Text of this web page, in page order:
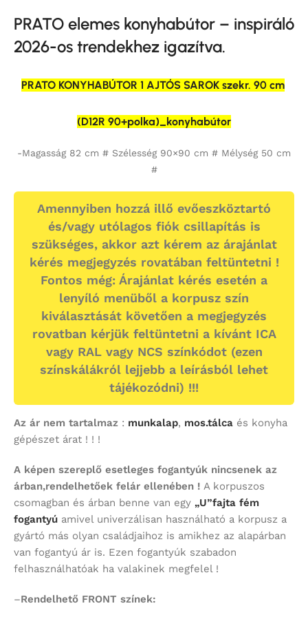
PRATO elemes konyhabútor – inspiráló
2026-os trendekhez igazítva.
PRATO KONYHABÚTOR 1 AJTÓS SAROK szekr. 90 cm
(D12R 90+polka)_konyhabútor
-Magasság 82 cm # Szélesség 90×90 cm # Mélység 50 cm
#
Amennyiben hozzá illő evőeszköztartó
és/vagy utólagos fiók csillapítás is
szükséges, akkor azt kérem az árajánlat
kérés megjegyzés rovatában feltüntetni !
Fontos még: Árajánlat kérés esetén a
lenyíló menüből a korpusz szín
kiválasztását követően a megjegyzés
rovatban kérjük feltüntetni a kívánt ICA
vagy RAL vagy NCS színkódot (ezen
színskálákról lejjebb a leírásból lehet
tájékozódni) !!!
Az ár nem tartalmaz : munkalap, mos.tálca és konyha
gépészet árat ! ! !
A képen szereplő esetleges fogantyúk nincsenek az
árban,rendelhetőek felár ellenében ! A korpuszos
csomagban és árban benne van egy „U”fajta fém
fogantyú amivel univerzálisan használható a korpusz a
gyártó más olyan családjaihoz is amikhez az alapárban
van fogantyú ár is. Ezen fogantyúk szabadon
felhasználhatóak ha valakinek megfelel !
–Rendelhető FRONT színek: